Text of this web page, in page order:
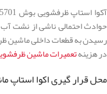
حوادث احتمالی ناشی از نشت
رسیدن به قطعات داخلی ماشین
در هزینهتعمیرات ماشین
محل قرار گیری اکوا